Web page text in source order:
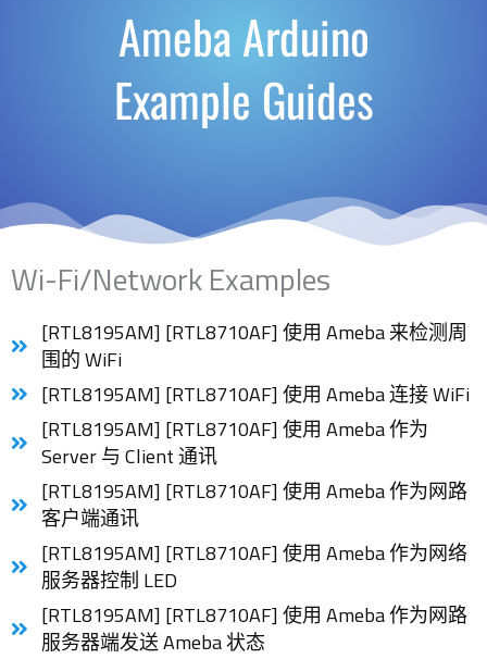
Ameba Arduino
Example Guides
Wi-Fi/Network Examples
[RTL8195AM] [RTL8710AF] 使用 Ameba 来检测周
围的 WiFi
[RTL8195AM] [RTL8710AF] 使用 Ameba 连接 WiFi
[RTL8195AM] [RTL8710AF] 使用 Ameba 作为
Server 与 Client 通讯
[RTL8195AM] [RTL8710AF] 使用 Ameba 作为网路
客户端通讯
[RTL8195AM] [RTL8710AF] 使用 Ameba 作为网络
服务器控制 LED
[RTL8195AM] [RTL8710AF] 使用 Ameba 作为网路
服务器端发送 Ameba 状态